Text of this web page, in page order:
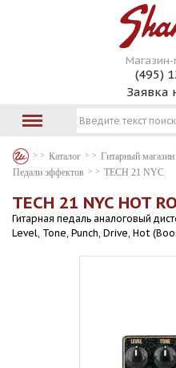
Магазин-
(495)
Заявка
Каталог Гитарный магазин
Педали эффектов
TECH 21 NYC
TECH 21 NYC HOT
Гитарная педаль аналоговый
Level, Tone, Punch, Drive, Hot